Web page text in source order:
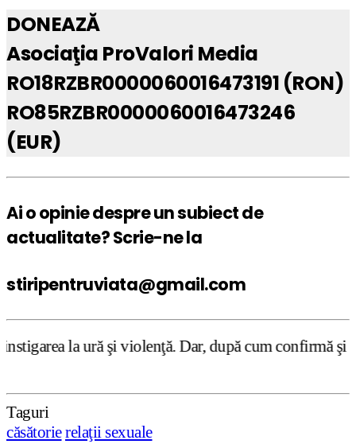
DONEAZĂ
Asociaţia ProValori Media
RO18RZBR0000060016473191 (RON)
RO85RZBR0000060016473246
(EUR)
Ai o opinie despre un subiect de
actualitate? Scrie-ne la
stiripentruviata@gmail.com
şi violenţă. Dar, după cum confirmă şi CEDO în
Taguri
căsătorierelaţii sexuale